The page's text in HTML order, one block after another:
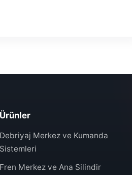
Ürünler
Debriyaj Merkez ve Kumanda
Sistemleri
Fren Merkez ve Ana Silindir